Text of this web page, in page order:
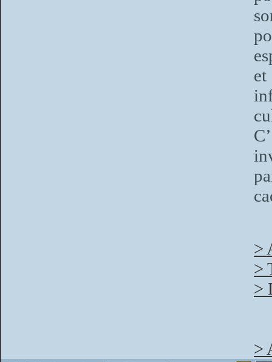
>
>
>
>